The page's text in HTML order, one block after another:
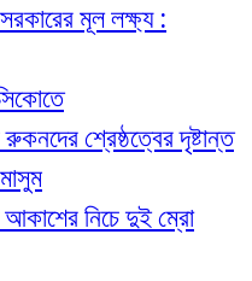
মূল লক্ষ্য :
শ্রেষ্ঠত্বের দৃষ্টান্ত
আকাশের নিচে দুই ম্রো